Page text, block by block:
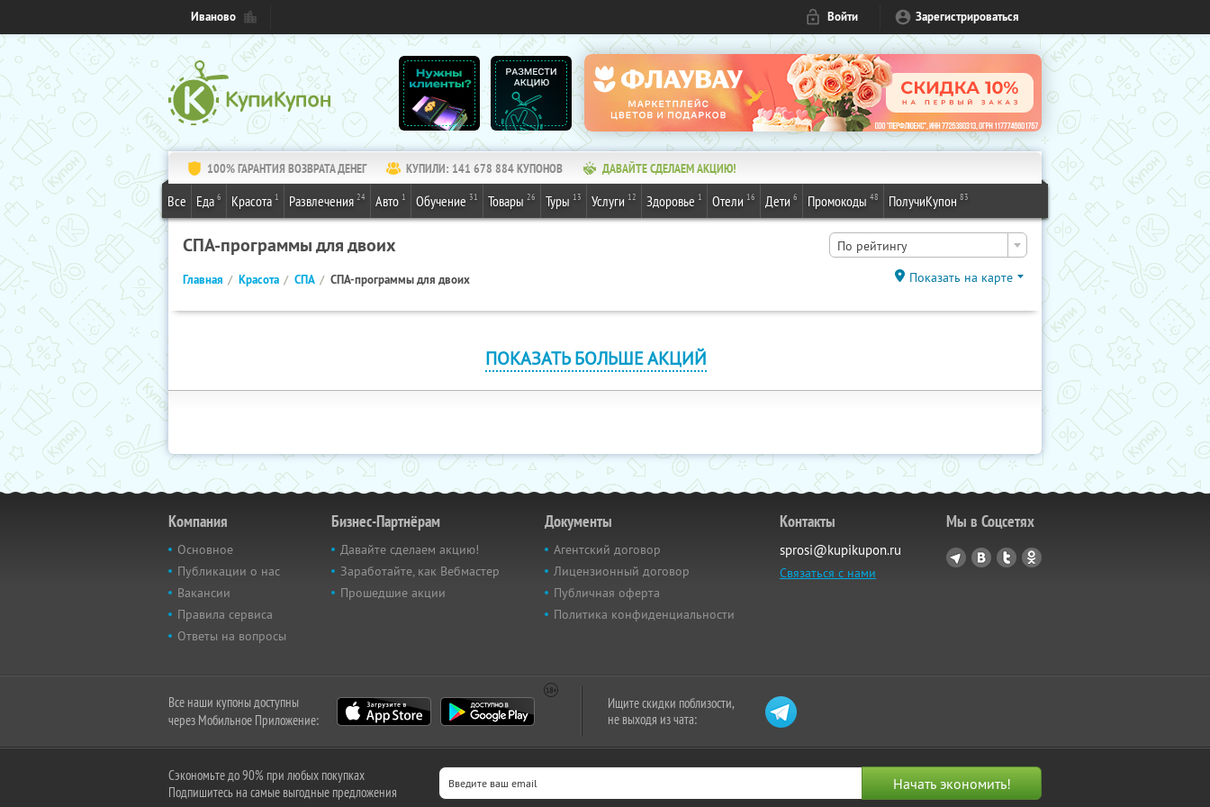
Иваново Войти Зарегистрироваться
100% ГАРАНТИЯ ВОЗВРАТА ДЕНЕГ КУПИЛИ: 141 678 884КУПОНОВ ДАВАЙТЕ СДЕЛАЕМ АКЦИЮ!
Все Еда 6 Красота 1 Развлечения 24 Авто 1 Обучение 31 Товары 26 Туры 13 Услуги 12 Здоровье 1 Отели 16 Дети 6 Промокоды 48 ПолучиКупон 83
СПА-программы для двоих По рейтингу
Главная Красота СПА СПА-программы для двоих Показать на карте
ПОКАЗАТЬ БОЛЬШЕ АКЦИЙ
Компания
Основное
Публикации о нас
Вакансии
Правила сервиса
Ответы на вопросы
Бизнес-Партнёрам
Давайте сделаем акцию!
Заработайте, как Вебмастер
Прошедшие акции
Документы
Агентский договор
Лицензионный договор
Публичная оферта
Политика конфиденциальности
Контакты
sprosi@kupikupon.ru
Связаться с нами
Мы в Соцсетях
Все наши купоны доступны
через Мобильное Приложение:
Ищите скидки поблизости,
не выходя из чата:
Сэкономьте до 90% при любых покупках
Подпишитесь на самые выгодные предложения